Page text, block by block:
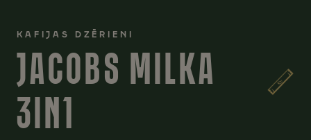
KAFIJAS DZĒRIENI
JACOBS MILKA
3IN1